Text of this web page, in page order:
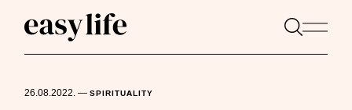
26.08.2022.—SPIRITUALITY